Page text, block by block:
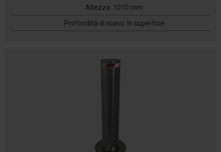
Altezza: 1010 mm
Profondità di scavo: In superficie